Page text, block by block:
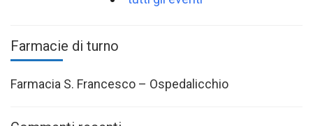
Farmacie di turno
Farmacia S. Francesco – Ospedalicchio